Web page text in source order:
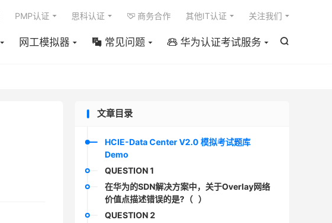

网工模拟器  常见问题  华为认证考试服务
PMP认证 思科认证  商务合作 其他IT认证 关注我们
文章目录
HCIE-Data Center V2.0 模拟考试题库
Demo
QUESTION 1
在华为的SDN解决方案中，关于Overlay网络
价值点描述错误的是?（ ）
QUESTION 2